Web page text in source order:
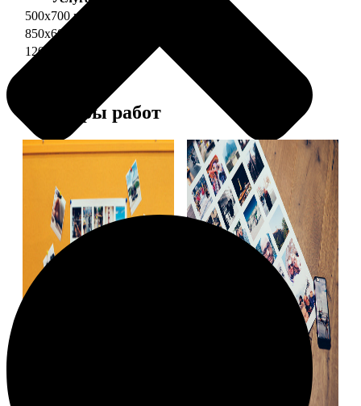
500х700 глянец
850х600 глянец
1200х850 глянец
Примеры работ